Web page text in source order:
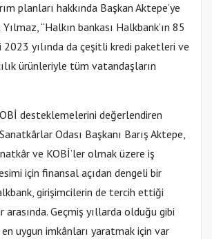
planları hakkında Başkan Aktepe’ye
“Halkın bankası Halkbank’ın 85
2023 yılında da çeşitli kredi paketleri ve
ürünleriyle tüm vatandaşların
desteklemelerini değerlendiren
Odası Başkanı Barış Aktepe,
ve KOBİ’ler olmak üzere iş
için finansal açıdan dengeli bir
girişimcilerin de tercih ettiği
Geçmiş yıllarda olduğu gibi
en uygun imkânları yaratmak için var